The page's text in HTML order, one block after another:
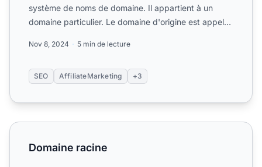
système de noms de domaine. Il appartient à un
domaine particulier. Le domaine d'origine est appelé
Nov 8, 2024 5 min de lecture
SEO AffiliateMarketing +3
Domaine racine
Domaine racine